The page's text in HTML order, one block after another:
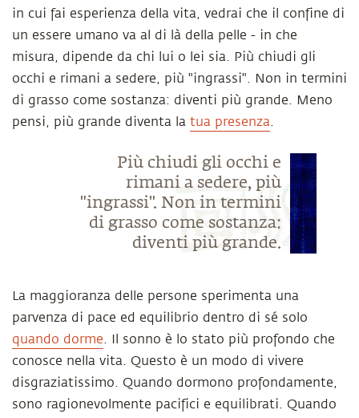
in cui fai esperienza della vita, vedrai che il confine di
un essere umano va al di là della pelle - in che
misura, dipende da chi lui o lei sia. Più chiudi gli
occhi e rimani a sedere, più "ingrassi". Non in termini
di grasso come sostanza: diventi più grande. Meno
pensi, più grande diventa la tua presenza.
Più chiudi gli occhi e
rimani a sedere, più
"ingrassi". Non in termini
di grasso come sostanza:
diventi più grande.
La maggioranza delle persone sperimenta una
parvenza di pace ed equilibrio dentro di sé solo
quando dorme. Il sonno è lo stato più profondo che
conosce nella vita. Questo è un modo di vivere
disgraziatissimo. Quando dormono profondamente,
sono ragionevolmente pacifici e equilibrati. Quando